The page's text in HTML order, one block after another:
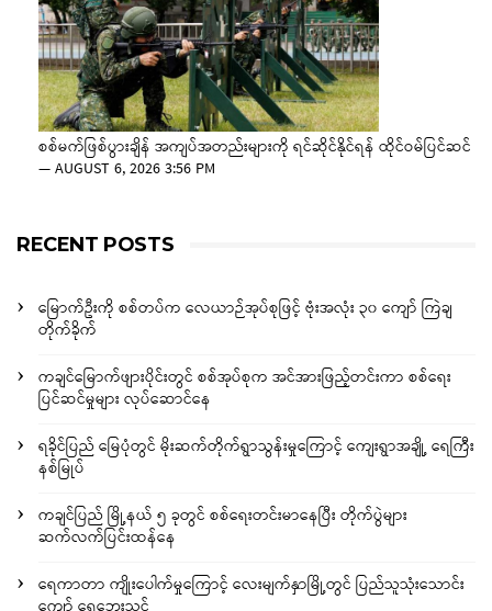
စစ်မက်ဖြစ်ပွားချိန် အကျပ်အတည်းများကို ရင်ဆိုင်နိုင်ရန် ထိုင်ဝမ်ပြင်ဆင်
—AUGUST 6, 2026 3:56 PM
RECENT POSTS
မြောက်ဦးကို စစ်တပ်က လေယာဉ်အုပ်စုဖြင့် ဗုံးအလုံး ၃၀ ကျော် ကြဲချ
တိုက်ခိုက်
ကချင်မြောက်ဖျားပိုင်းတွင် စစ်အုပ်စုက အင်အားဖြည့်တင်းကာ စစ်ရေး
ပြင်ဆင်မှုများ လုပ်ဆောင်နေ
ရခိုင်ပြည် မြေပုံတွင် မိုးဆက်တိုက်ရွာသွန်းမှုကြောင့် ကျေးရွာအချို့ ရေကြီး
နစ်မြုပ်
ကချင်ပြည် မြို့နယ် ၅ ခုတွင် စစ်ရေးတင်းမာနေပြီး တိုက်ပွဲများ
ဆက်လက်ပြင်းထန်နေ
ရေကာတာ ကျိုးပေါက်မှုကြောင့် လေးမျက်နှာမြို့တွင် ပြည်သူသုံးသောင်း